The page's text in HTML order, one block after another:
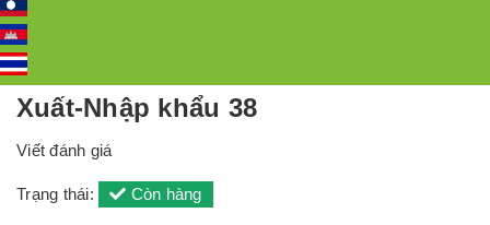
Xuất-Nhập khẩu 38
Viết đánh giá
Trạng thái: Còn hàng